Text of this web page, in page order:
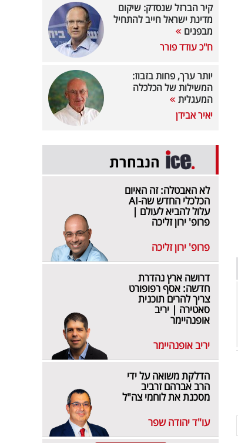
קיר הברזל שנסדק: שיקום
מדינת ישראל חייב להתחיל
מבפנים
ח"כ עודד פורר
יותר ערך, פחות בזבוז:
המשילות של הכלכלה
המעגלית
יאיר אבידן
הנבחרת
לא האבטלה: זה האיום
הכלכלי החדש שה-AI
עלול להביא לעולם |
פרופ' ירון זליכה
פרופ' ירון זליכה
דרושה ארץ נהדרת
חדשה: אסף רפופורט
צריך להרים תוכנית
סאטירה | יריב
אופנהיימר
יריב אופנהיימר
הדלקת משואה על ידי
הרב אברהם זרביב
מסכנת את לוחמי צה"ל
עו"ד יהודה שפר